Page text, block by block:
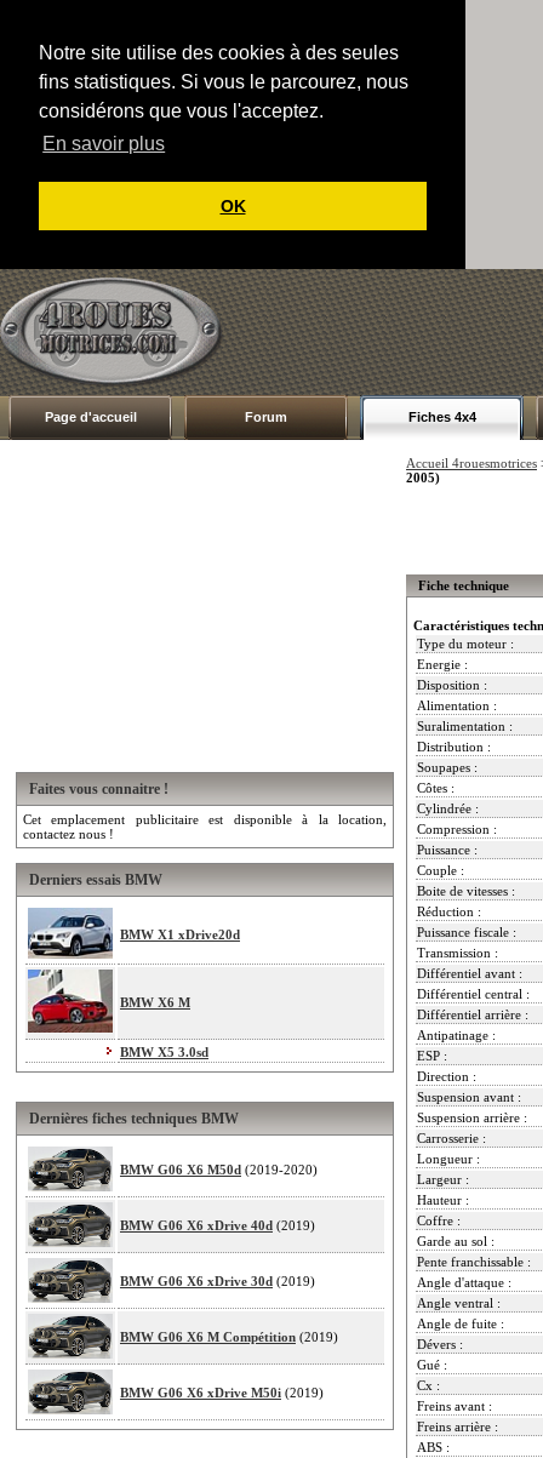
Notre site utilise des cookies à des seules
fins statistiques. Si vous le parcourez, nous
considérons que vous l'acceptez.
En savoir plus
OK
Page d'accueil Forum Fiches 4x4
Faites vous connaitre !
Cet emplacement publicitaire est disponible à la location,
contactez nous !
Derniers essais BMW
BMW X1 xDrive20d
BMW X6 M
BMW X5 3.0sd
Dernières fiches techniques BMW
BMW G06 X6 M50d (2019-2020)
BMW G06 X6 xDrive 40d (2019)
BMW G06 X6 xDrive 30d (2019)
BMW G06 X6 M Compétition (2019)
BMW G06 X6 xDrive M50i (2019)
Accueil 4rouesmotrices
2005)
Fiche technique
Caractéristiques
Type du moteur :
Energie :
Disposition :
Alimentation :
Suralimentation :
Distribution :
Soupapes :
Côtes :
Cylindrée :
Compression :
Puissance :
Couple :
Boite de vitesses :
Réduction :
Puissance fiscale :
Transmission :
Différentiel avant :
Différentiel central :
Différentiel arrière :
Antipatinage :
ESP :
Direction :
Suspension avant :
Suspension arrière :
Carrosserie :
Longueur :
Largeur :
Hauteur :
Coffre :
Garde au sol :
Pente franchissable :
Angle d'attaque :
Angle ventral :
Angle de fuite :
Dévers :
Gué :
Cx :
Freins avant :
Freins arrière :
ABS :